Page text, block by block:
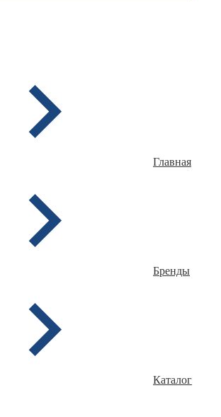
Главная
Бренды
Каталог